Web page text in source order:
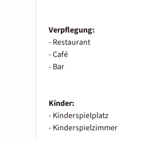
Verpflegung:
- Restaurant
- Café
- Bar
Kinder:
- Kinderspielplatz
- Kinderspielzimmer